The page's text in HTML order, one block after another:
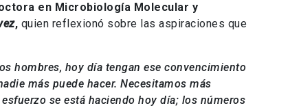
en Microbiología Molecular y
, quien reflexionó sobre las aspiraciones que
hombres, hoy día tengan ese convencimiento
más puede hacer. Necesitamos más
se está haciendo hoy día; los números